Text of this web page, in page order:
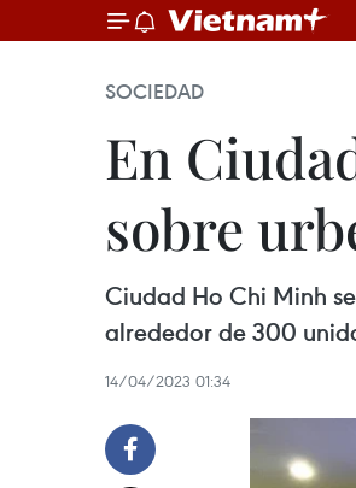
SOCIEDAD
En
sobre
Ciudad Ho Chi Minh
alrededor de 300
14/04/2023 01:34